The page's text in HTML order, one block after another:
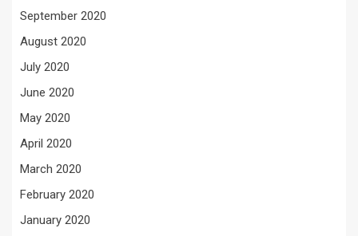
September 2020
August 2020
July 2020
June 2020
May 2020
April 2020
March 2020
February 2020
January 2020